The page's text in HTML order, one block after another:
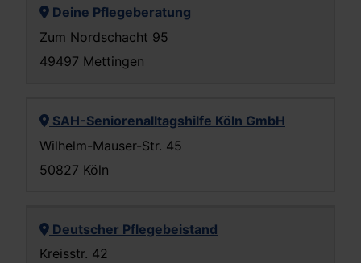
Deine Pflegeberatung
Zum Nordschacht 95
49497 Mettingen
SAH-Seniorenalltagshilfe Köln GmbH
Wilhelm-Mauser-Str. 45
50827 Köln
Deutscher Pflegebeistand
Kreisstr. 42